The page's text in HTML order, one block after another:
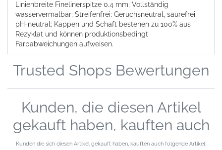
Linienbreite Finelinerspitze 0.4 mm; Vollständig
wasservermalbar; Streifenfrei; Geruchsneutral, säurefrei,
pH-neutral; Kappen und Schaft bestehen zu 100% aus
Rezyklat und können produktionsbedingt
Farbabweichungen aufweisen.
Trusted Shops Bewertungen
Kunden, die diesen Artikel
gekauft haben, kauften auch
Kunden die sich diesen Artikel gekauft haben, kauften auch folgende Artikel.